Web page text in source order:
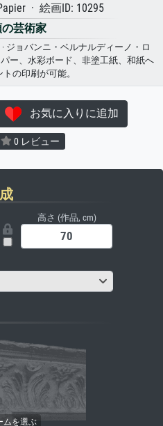
· 絵画ID: 10295
芸術家
ジョバンニ・ベルナルディーノ・ロ
ー、水彩ボード、非塗工紙、和紙へ
の印刷が可能。
お気に入りに追加
0 レビュー
高さ (作品, cm)